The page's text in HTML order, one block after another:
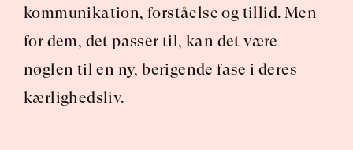
kommunikation, forståelse og tillid. Men
for dem, det passer til, kan det være
nøglen til en ny, berigende fase i deres
kærlighedsliv.